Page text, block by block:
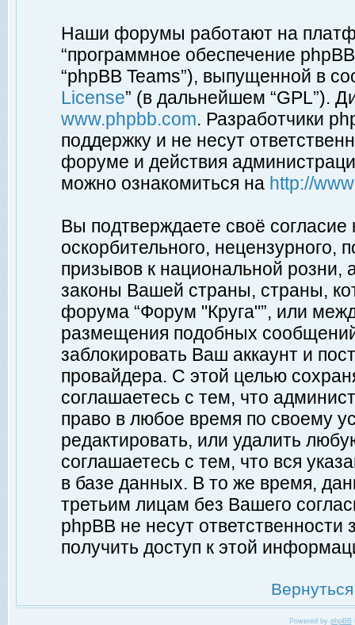
Наши форумы работают на
“программное обеспечение
“phpBB Teams”), выпущенной в
License” (в дальнейшем “GPL”).
www.phpbb.com. Разработчики
поддержку и не несут
форуме и действия
можно ознакомиться на http://
Вы подтверждаете своё
оскорбительного, нецензурного,
призывов к национальной
законы Вашей страны, страны,
форума “Форум "Круга"”, или
размещения подобных
заблокировать Ваш аккаунт и
провайдера. С этой целью
соглашаетесь с тем, что
право в любое время по своему
редактировать, или удалить
соглашаетесь с тем, что вся
в базе данных. В то же время,
третьим лицам без Вашего
phpBB не несут ответственности
получить доступ к этой
Powered by phpBB